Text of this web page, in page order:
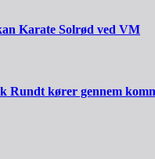
Karate Solrød ved VM
Rundt kører gennem